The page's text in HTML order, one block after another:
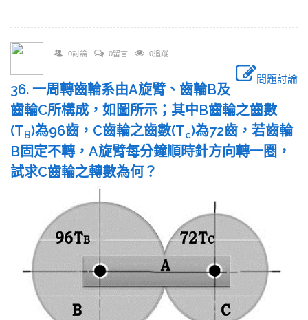
0討論 0留言 0追蹤
問題討論
36. 一周轉齒輪系由A旋臂、齒輪B及
齒輪C所構成，如圖所示；其中B齒輪之齒數
(TB)為96齒，C齒輪之齒數(Tc)為72齒，若齒輪
B固定不轉，A旋臂每分鐘順時針方向轉一圈，
試求C齒輪之轉數為何？